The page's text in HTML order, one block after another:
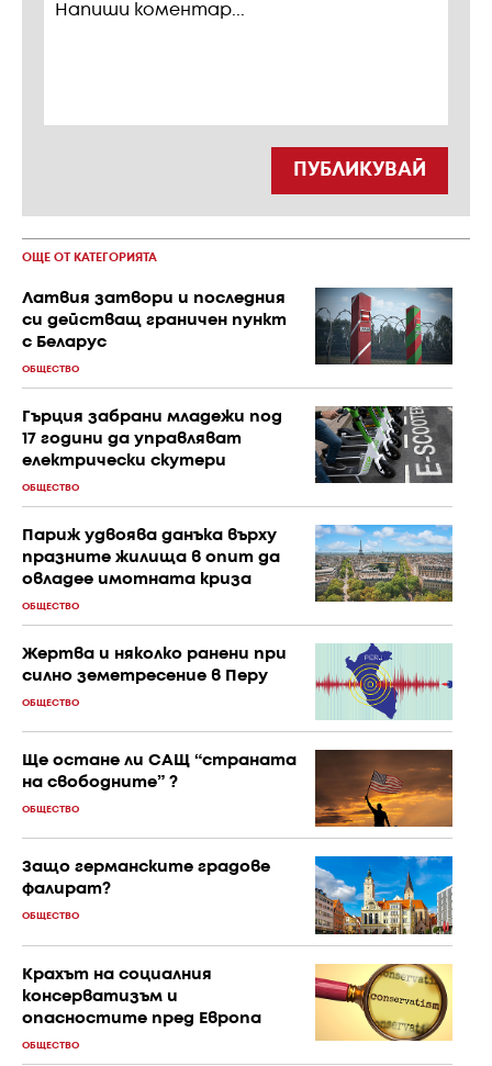
ПУБЛИКУВАЙ
ОЩЕ ОТ КАТЕГОРИЯТА
Латвия затвори и последния
си действащ граничен пункт
с Беларус
ОБЩЕСТВО
Гърция забрани младежи под
17 години да управляват
електрически скутери
ОБЩЕСТВО
Париж удвоява данъка върху
празните жилища в опит да
овладее имотната криза
ОБЩЕСТВО
Жертва и няколко ранени при
силно земетресение в Перу
ОБЩЕСТВО
Ще остане ли САЩ “страната
на свободните” ?
ОБЩЕСТВО
Защо германските градове
фалират?
ОБЩЕСТВО
Крахът на социалния
консерватизъм и
опасностите пред Европа
ОБЩЕСТВО